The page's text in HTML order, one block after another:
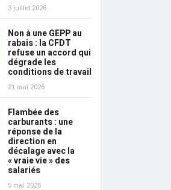
3 juillet 2026
Non à une GEPP au
rabais : la CFDT
refuse un accord qui
dégrade les
conditions de travail
21 mai 2026
Flambée des
carburants : une
réponse de la
direction en
décalage avec la
« vraie vie » des
salariés
5 mai 2026